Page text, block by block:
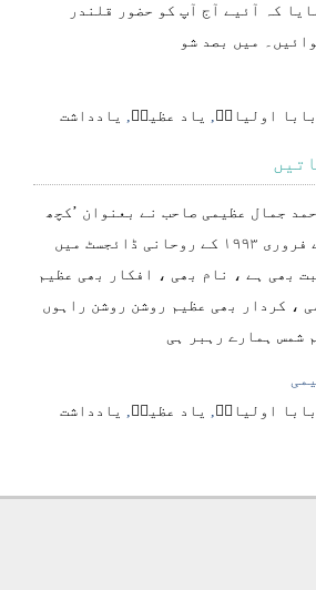
کہ آئیے آج آپ کو حضور قلندر
میں بصد شو
اولیاءؒ, یاد عظیمؒ, یادداشت
جمال عظیمی صاحب نے بعنوان ’کچھ
باتیں کچھ یادیں‘ سے فروری ۱۹۹۳ کے روحانی ڈائجسٹ میں
بھی ہے ، نام بھی ، افکار بھی عظیم
، کردار بھی عظیم روشن روشن راہوں
شمس ہمارے رہبر ہی
اولیاءؒ, یاد عظیمؒ, یادداشت